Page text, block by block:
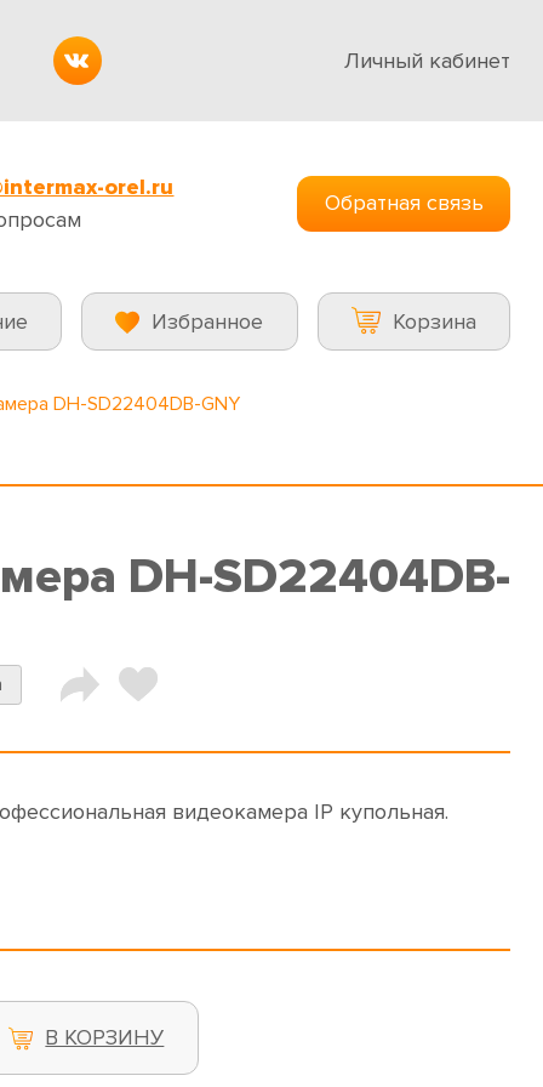
Личный кабинет
orel.ru
Обратная связь
Избранное Корзина
DH-SD22404DB-GNY
DH-SD22404DB-
видеокамера IP купольная.
В КОРЗИНУ